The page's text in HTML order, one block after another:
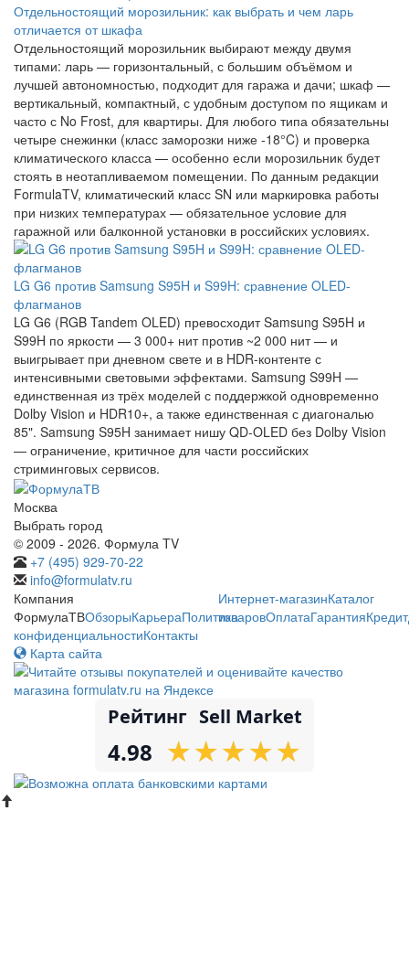
Отдельностоящий морозильник: как выбрать и чем ларь
отличается от шкафа
Отдельностоящий морозильник выбирают между двумя
типами: ларь — горизонтальный, с большим объёмом и
лучшей автономностью, подходит для гаража и дачи; шкаф —
вертикальный, компактный, с удобным доступом по ящикам и
часто с No Frost, для квартиры. Для любого типа обязательны
четыре снежинки (класс заморозки ниже -18°C) и проверка
климатического класса — особенно если морозильник будет
стоять в неотапливаемом помещении. По данным редакции
FormulaTV, климатический класс SN или маркировка работы
при низких температурах — обязательное условие для
гаражной или балконной установки в российских условиях.
LG G6 против Samsung S95H и S99H: сравнение OLED-
флагманов
LG G6 (RGB Tandem OLED) превосходит Samsung S95H и
S99H по яркости — 3 000+ нит против ~2 000 нит — и
выигрывает при дневном свете и в HDR-контенте с
интенсивными световыми эффектами. Samsung S99H —
единственная из трёх моделей с поддержкой одновременно
Dolby Vision и HDR10+, а также единственная с диагональю
85". Samsung S95H занимает нишу QD-OLED без Dolby Vision
— ограничение, критичное для части российских
стриминговых сервисов.
Москва
Выбрать город
© 2009 - 2026. Формула TV
+7 (495) 929-70-22
info@formulatv.ru
Компания
ФормулаТВОбзорыКарьераПолитика
конфиденциальностиКонтакты
Интернет-магазинКаталог
товаровОплатаГарантияКредит
Карта сайта
Рейтинг Sell Market
4.98 ★
★★
★★
★★
★★
★